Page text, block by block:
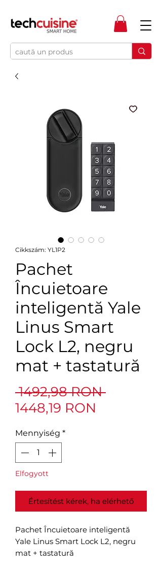
Cikkszám: YL1P2
Pachet
Încuietoare
inteligentă Yale
Linus Smart
Lock L2, negru
mat + tastatură
1492,98 RON Szokásos
1448,19 RON
Mennyiség *
Elfogyott
Értesítést kérek, ha elérhető
Pachet Încuietoare inteligentă
Yale Linus Smart Lock L2, negru
mat + tastatură